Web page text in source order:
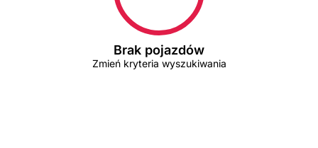
Brak pojazdów
Zmień kryteria wyszukiwania